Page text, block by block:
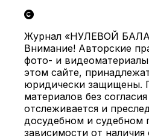
Журнал «НУЛЕВОЙ
Внимание! Авторские
фото- и
этом сайте,
юридически защищены.
материалов без
отслеживается и
досудебном и судебном
зависимости от